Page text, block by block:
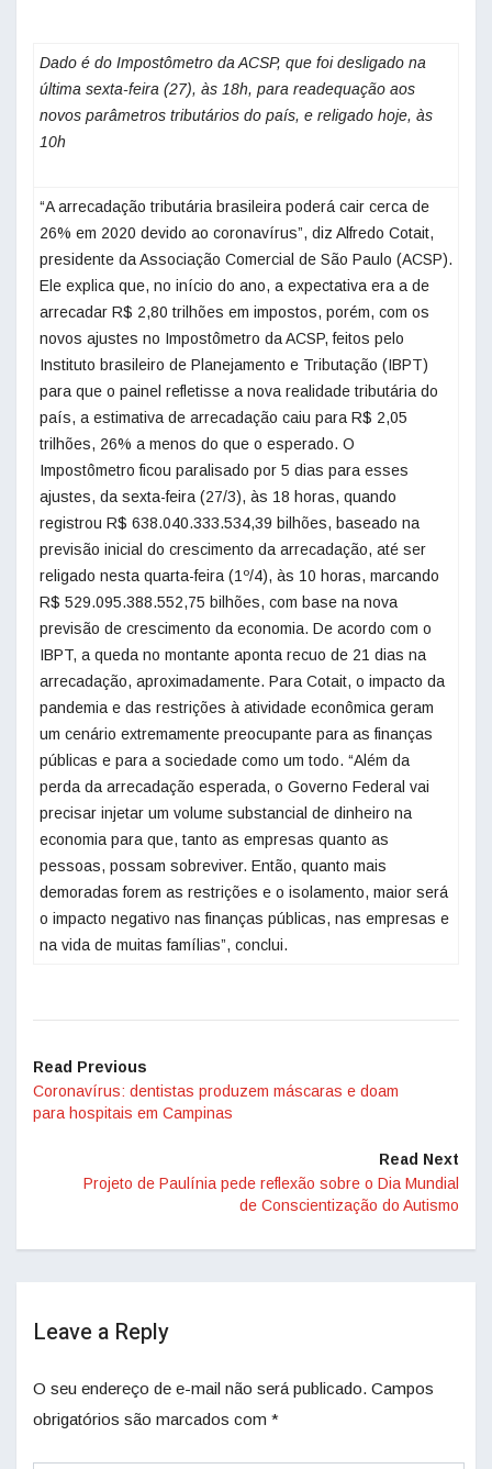
Dado é do Impostômetro da ACSP, que foi desligado na
última sexta-feira (27), às 18h, para readequação aos
novos parâmetros tributários do país, e religado hoje, às
10h
“A arrecadação tributária brasileira poderá cair cerca de
26% em 2020 devido ao coronavírus”, diz Alfredo Cotait,
presidente da Associação Comercial de São Paulo (ACSP).
Ele explica que, no início do ano, a expectativa era a de
arrecadar R$ 2,80 trilhões em impostos, porém, com os
novos ajustes no Impostômetro da ACSP, feitos pelo
Instituto brasileiro de Planejamento e Tributação (IBPT)
para que o painel refletisse a nova realidade tributária do
país, a estimativa de arrecadação caiu para R$ 2,05
trilhões, 26% a menos do que o esperado. O
Impostômetro ficou paralisado por 5 dias para esses
ajustes, da sexta-feira (27/3), às 18 horas, quando
registrou R$ 638.040.333.534,39 bilhões, baseado na
previsão inicial do crescimento da arrecadação, até ser
religado nesta quarta-feira (1º/4), às 10 horas, marcando
R$ 529.095.388.552,75 bilhões, com base na nova
previsão de crescimento da economia. De acordo com o
IBPT, a queda no montante aponta recuo de 21 dias na
arrecadação, aproximadamente. Para Cotait, o impacto da
pandemia e das restrições à atividade econômica geram
um cenário extremamente preocupante para as finanças
públicas e para a sociedade como um todo. “Além da
perda da arrecadação esperada, o Governo Federal vai
precisar injetar um volume substancial de dinheiro na
economia para que, tanto as empresas quanto as
pessoas, possam sobreviver. Então, quanto mais
demoradas forem as restrições e o isolamento, maior será
o impacto negativo nas finanças públicas, nas empresas e
na vida de muitas famílias”, conclui.
Read Previous
Coronavírus: dentistas produzem máscaras e doam
para hospitais em Campinas
Read Next
Projeto de Paulínia pede reflexão sobre o Dia Mundial
de Conscientização do Autismo
Leave a Reply
O seu endereço de e-mail não será publicado. Campos
obrigatórios são marcados com *